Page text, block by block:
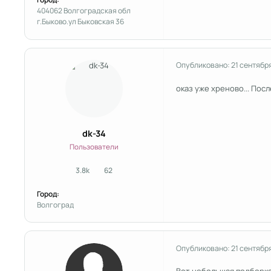
404062 Волгоградская обл
г.Быково.ул Быковская 36
dk-34
Пользователи
3.8kсообщения
62Репутация
Город:
Волгоград
Опубликовано:21
оказ уже хреново...
Опубликовано:21